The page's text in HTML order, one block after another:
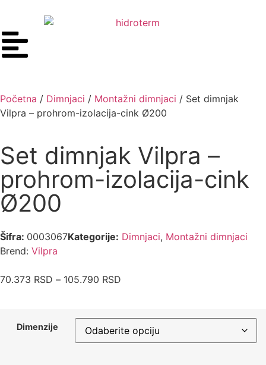
Početna / Dimnjaci / Montažni dimnjaci / Set dimnjak
Vilpra – prohrom-izolacija-cink Ø200
Set dimnjak Vilpra –
prohrom-izolacija-cink
Ø200
Šifra: 0003067Kategorije: Dimnjaci, Montažni dimnjaci
Brend: Vilpra
70.373 RSD – 105.790 RSD
Dimenzije